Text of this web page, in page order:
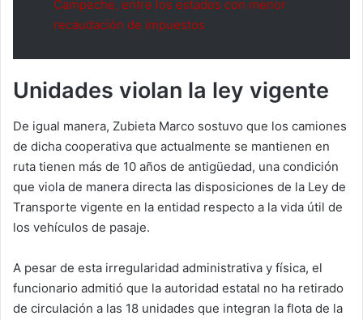
Campeche, entre los estados con menor
recaudación de impuestos
Unidades violan la ley vigente
De igual manera, Zubieta Marco sostuvo que los camiones
de dicha cooperativa que actualmente se mantienen en
ruta tienen más de 10 años de antigüedad, una condición
que viola de manera directa las disposiciones de la Ley de
Transporte vigente en la entidad respecto a la vida útil de
los vehículos de pasaje.
A pesar de esta irregularidad administrativa y física, el
funcionario admitió que la autoridad estatal no ha retirado
de circulación a las 18 unidades que integran la flota de la